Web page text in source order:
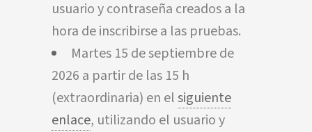
usuario y contraseña creados a la
hora de inscribirse a las pruebas.
Martes 15 de septiembre de
2026 a partir de las 15 h
(extraordinaria) en elsiguiente
enlace, utilizando el usuario y